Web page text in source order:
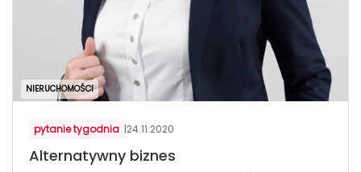
NIERUCHOMOŚCI
pytanie tygodnia |24.11.2020
Alternatywny biznes